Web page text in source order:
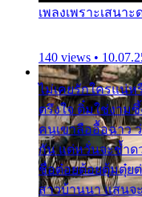
เพลงเพราะเสนาะ
140 views •
ไม่เคยรักใครแน่
ตรึงใจ ติ๋มใช่งาม
คนเขาลืออื้อฉาว
กัน แต่หวั่นจะช้ำ
ชื่อต๋อยต้อยตุ้มตุ๋ยต่
สาวบ้านนา แสน